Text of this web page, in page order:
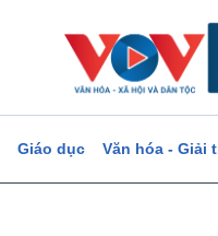
Giáo dục Văn hóa - Giải